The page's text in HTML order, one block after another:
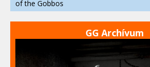
of the Gobbos
GG Archívum